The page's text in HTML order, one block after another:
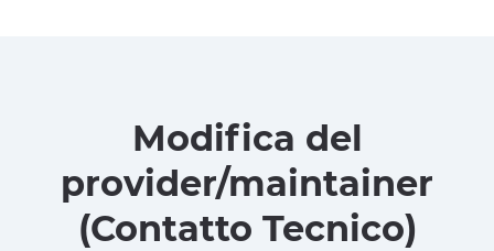
Modifica del
provider/maintainer
(Contatto Tecnico)